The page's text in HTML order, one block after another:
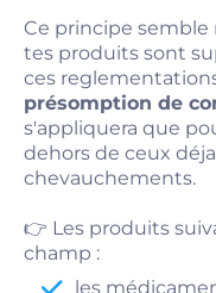
Ce principe
tes produits sont
ces
présomption de
s'appliquera que
dehors de ceux
chevauchements.
👉 Les produits
champ :
les